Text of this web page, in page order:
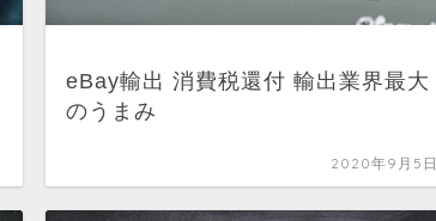
eBay輸出 消費税還付 輸出業界最大
のうまみ
2020年9月5日